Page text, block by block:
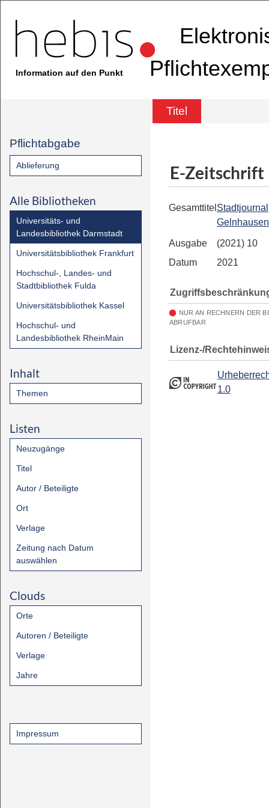
Information auf den Punkt
Titel
Pflichtabgabe
Ablieferung
Alle Bibliotheken
Universitäts- und
Landesbibliothek Darmstadt
Universitätsbibliothek Frankfurt
Hochschul-, Landes- und
Stadtbibliothek Fulda
Universitätsbibliothek Kassel
Hochschul- und
Landesbibliothek RheinMain
Inhalt
Themen
Listen
Neuzugänge
Titel
Autor / Beteiligte
Ort
Verlage
Zeitung nach Datum
auswählen
Clouds
Orte
Autoren / Beteiligte
Verlage
Jahre
Impressum
E-Zeitschrift
Gesamttitel Stadtjournal
Gelnhausen
Ausgabe
(2021) 10
Datum
2021
NUR AN RECHNERN DER
ABRUFBAR
Lizenz-/
1.0